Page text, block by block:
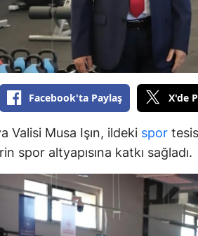
Bursa
Çankırı
Çorum
Denizli
Diyarbakır
Edirne
Elazığ
Facebook'ta Paylaş X'de
Valisi Musa Işın, ildeki spor
spor altyapısına katkı sağladı.